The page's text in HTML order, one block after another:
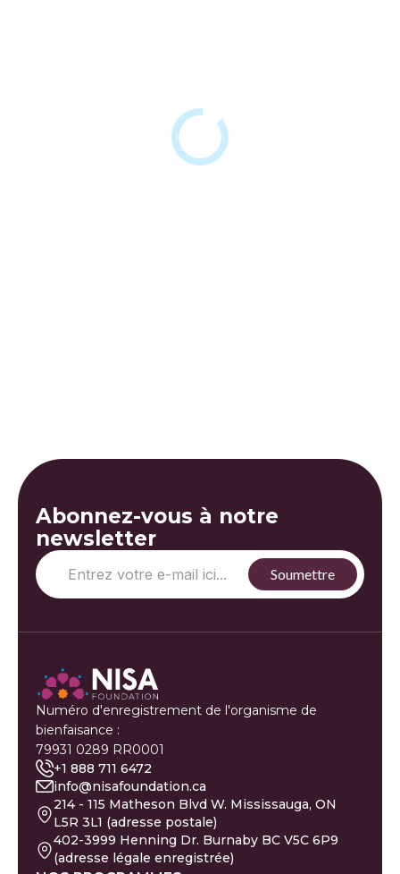
Abonnez-vous à notre
newsletter
Numéro d'enregistrement de l'organisme de
bienfaisance :
79931 0289 RR0001
+1 888 711 6472
info@nisafoundation.ca
214 - 115 Matheson Blvd W. Mississauga, ON
L5R 3L1 (adresse postale)
402-3999 Henning Dr. Burnaby BC V5C 6P9
(adresse légale enregistrée)